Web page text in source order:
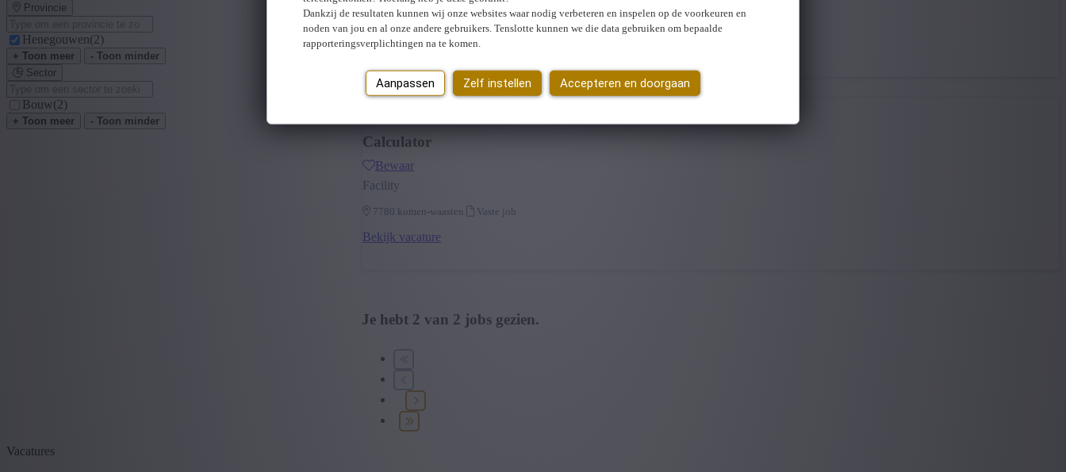
Dankzij de resultaten kunnen wij onze websites waar nodig verbeteren en inspelen op de voorkeuren en
noden van jou en al onze andere gebruikers. Tenslotte kunnen we die data gebruiken om bepaalde
rapporteringsverplichtingen na te komen.
Aanpassen Zelf instellen Accepteren en doorgaan
Provincie
Henegouwen(2)
+ Toon meer
- Toon minder
Sector
Bouw(2)
+ Toon meer - Toon minder
7780 komen-waasten Vaste job
Bekijk vacature
Calculator
Bewaar
Facility
7780 komen-waasten Vaste job
Bekijk vacature
Je hebt 2 van 2 jobs gezien.
Vacatures